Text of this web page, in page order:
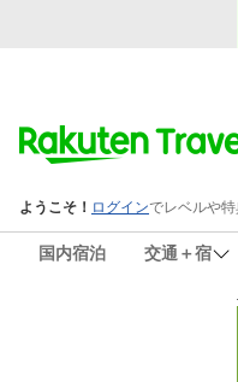
国内宿泊 交通＋宿